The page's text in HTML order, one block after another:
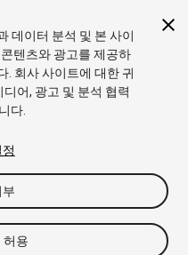
2019.3
침
내 개인정보 판매 금
데이터 분석 및 본 사이
텐츠와 광고를 제공하
. 회사 사이트에 대한 귀
어, 광고 및 분석 협력
다.
부
허용